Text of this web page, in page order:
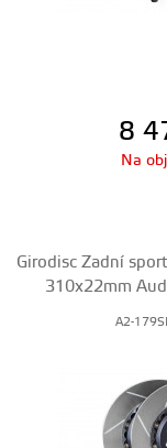
8
Na
Girodisc Zadní
310x22mm
A2-